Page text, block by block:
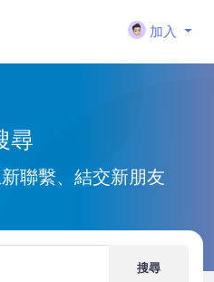
加入
尋
聯繫、結交新朋友
搜尋